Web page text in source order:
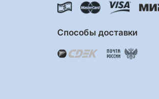
Способы доставки